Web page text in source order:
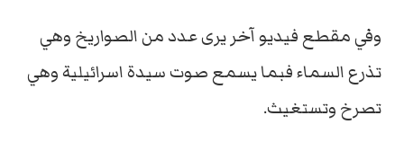
وفي مقطع فيديو آخر يرى عدد من الصواريخ وهي
تذرع السماء فبما يسمع صوت سيدة اسرائيلية وهي
تصرخ وتستغيث.